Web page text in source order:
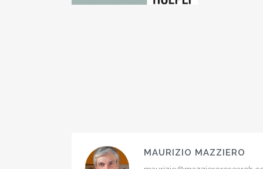
MAURIZIO MAZZIERO